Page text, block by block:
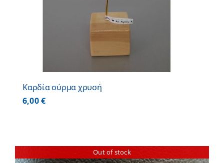
Καρδία σύρμα χρυσή
6,00€
Out of stock